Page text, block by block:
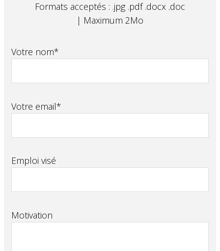
Formats acceptés : .jpg .pdf .docx .doc
| Maximum 2Mo
Votre nom*
Votre email*
Emploi visé
Motivation